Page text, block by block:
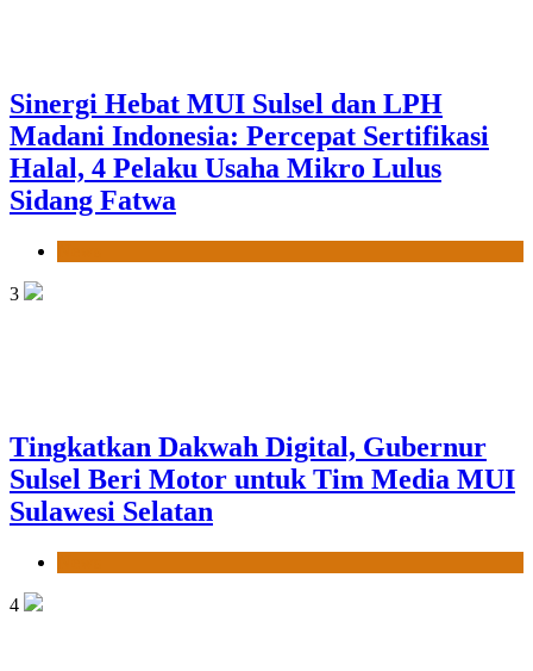
Sinergi Hebat MUI Sulsel dan LPH
Madani Indonesia: Percepat Sertifikasi
Halal, 4 Pelaku Usaha Mikro Lulus
Sidang Fatwa
3
Tingkatkan Dakwah Digital, Gubernur
Sulsel Beri Motor untuk Tim Media MUI
Sulawesi Selatan
4